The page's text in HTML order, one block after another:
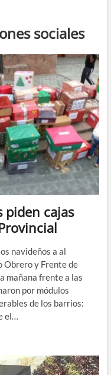
d
m
e
n
ú
sociales
piden cajas
navideños a al
Obrero y Frente de
mañana frente a las
por módulos
de los barrios:
el…